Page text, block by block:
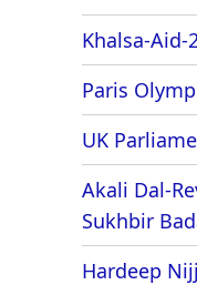
Khalsa-Aid-
Paris
UK
Akali Dal-
Sukhbir
Hardeep